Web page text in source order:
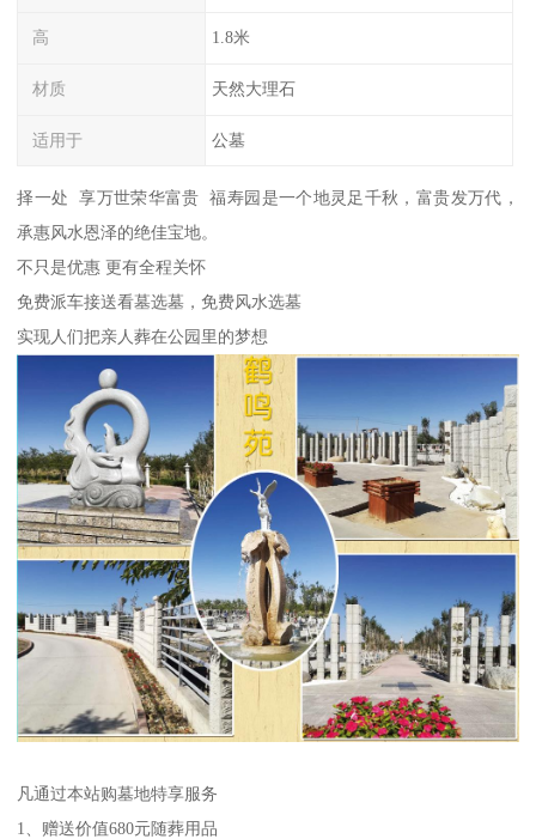
高 1.8米
材质 天然大理石
适用于 公墓
择一处 享万世荣华富贵 福寿园是一个地灵足千秋，富贵发万代，
承惠风水恩泽的绝佳宝地。
不只是优惠 更有全程关怀
免费派车接送看墓选墓，免费风水选墓
实现人们把亲人葬在公园里的梦想
凡通过本站购墓地特享服务
1、赠送价值680元随葬用品